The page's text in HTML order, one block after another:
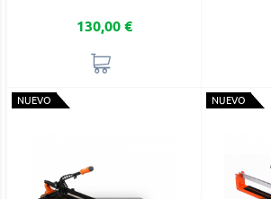
Precio
130,00 €
NUEVO NUEVO